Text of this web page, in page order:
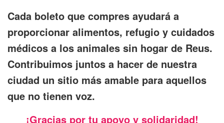
Cada boleto que compres ayudará a
proporcionar alimentos, refugio y cuidados
médicos a los animales sin hogar de Reus.
Contribuimos juntos a hacer de nuestra
ciudad un sitio más amable para aquellos
que no tienen voz.
¡Gracias por tu apoyo y solidaridad!